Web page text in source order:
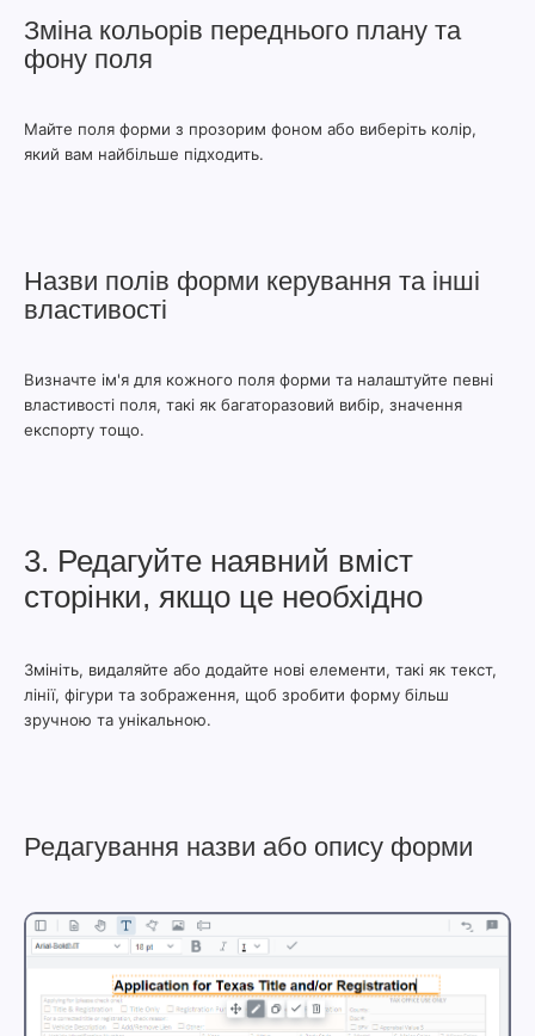
Зміна кольорів переднього плану та
фону поля
Майте поля форми з прозорим фоном або виберіть колір,
який вам найбільше підходить.
Назви полів форми керування та інші
властивості
Визначте ім'я для кожного поля форми та налаштуйте певні
властивості поля, такі як багаторазовий вибір, значення
експорту тощо.
3. Редагуйте наявний вміст
сторінки, якщо це необхідно
Змініть, видаляйте або додайте нові елементи, такі як текст,
лінії, фігури та зображення, щоб зробити форму більш
зручною та унікальною.
Редагування назви або опису форми